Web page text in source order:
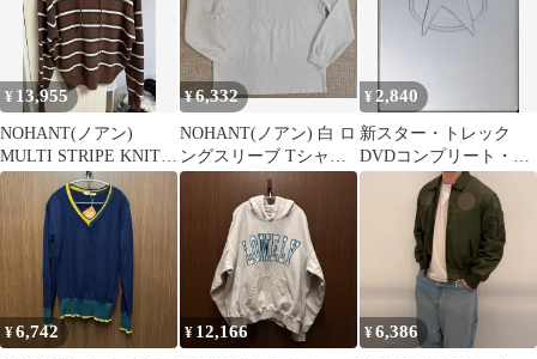
¥ 13,955
NOHANT(ノアン)
MULTI STRIPE KNIT
HOODIE BROWN
¥6,332
NOHANT(ノアン) 白 ロ
ングスリーブ Tシャツ
L
¥ 2,840
新スター・トレック
DVDコンプリート・シ
ーズン 6 ― 完全限定ス
ペシャル・プレミア
ム・ボックス [DVD7枚
¥6,742 ¥ 12,166 ¥6,386